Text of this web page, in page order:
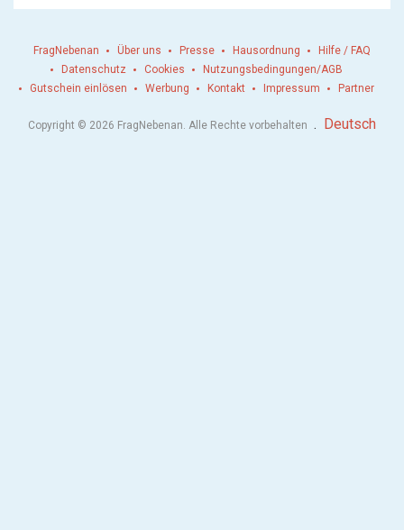
FragNebenan Über uns Presse Hausordnung
Hilfe / FAQ
Datenschutz
Cookies
Nutzungsbedingungen/AGB
Gutschein einlösen
Werbung Kontakt Impressum Partner
Copyright © 2026 FragNebenan. Alle Rechte vorbehalten . Deutsch